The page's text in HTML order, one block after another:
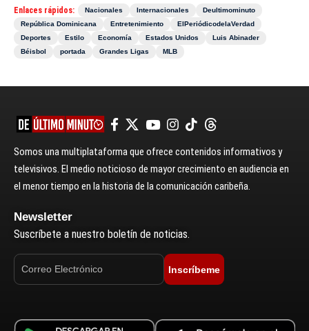
Enlaces rápidos: Nacionales Internacionales
Deultimominuto
República Dominicana
Entretenimiento
ElPeriódicodelaVerdad
Deportes
Estilo Economía Estados Unidos
Luis Abinader
Béisbol
portada Grandes Ligas MLB
Somos una multiplataforma que ofrece contenidos informativos y
televisivos. El medio noticioso de mayor crecimiento en audiencia en
el menor tiempo en la historia de la comunicación caribeña.
Newsletter
Suscríbete a nuestro boletín de noticias.
Inscríbeme